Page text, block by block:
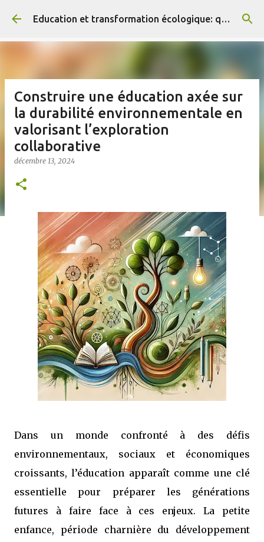
Accéder au contenu principal Education et transformation écologique: que dit la recherche ?
Construire une éducation axée sur
la durabilité environnementale en
valorisant l’exploration
collaborative
décembre 13, 2024
Dans un monde confronté à des défis
environnementaux, sociaux et économiques
croissants, l’éducation apparaît comme une clé
essentielle pour préparer les générations
futures à faire face à ces enjeux. La petite
enfance, période charnière du développement